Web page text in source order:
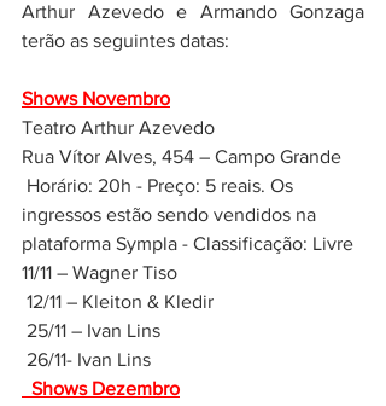
Arthur Azevedo e Armando Gonzaga
terão as seguintes datas:
Shows Novembro
Teatro Arthur Azevedo
Rua Vítor Alves, 454 – Campo Grande
ingressos estão sendo vendidos na
plataforma Sympla - Classificação: Livre
11/11 – Wagner Tiso
12/11 – Kleiton & Kledir
25/11 – Ivan Lins
26/11- Ivan Lins
  Shows Dezembro